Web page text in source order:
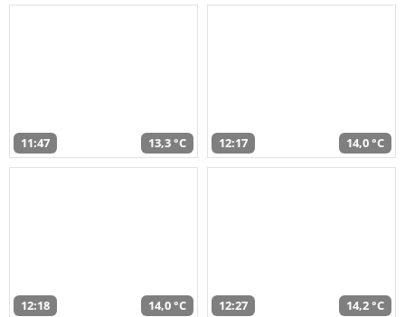
11:47 13,3 °C 12:17 14,0 °C
12:18 14,0 °C 12:27 14,2 °C